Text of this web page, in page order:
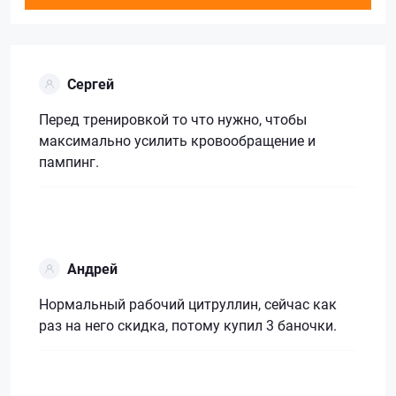
Сергей
Перед тренировкой то что нужно, чтобы
максимально усилить кровообращение и
пампинг.
Андрей
Нормальный рабочий цитруллин, сейчас как
раз на него скидка, потому купил 3 баночки.